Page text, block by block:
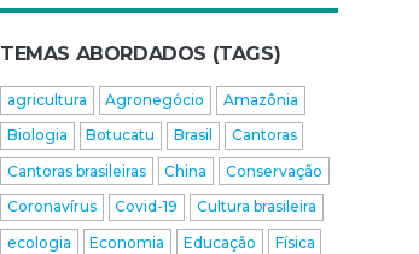
TEMAS ABORDADOS (TAGS)
agricultura Agronegócio
Amazônia
Biologia
Botucatu Brasil
Cantoras
Cantoras brasileiras
China
Conservação
Coronavírus
Covid-19
Cultura brasileira
ecologia
Economia Educação
Física